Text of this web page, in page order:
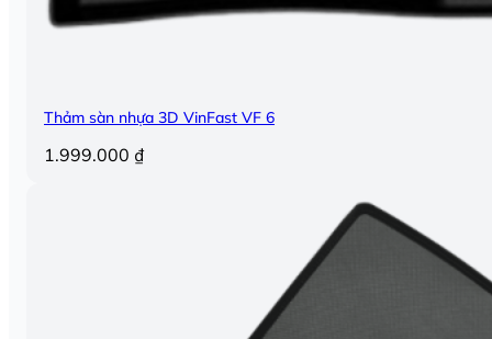
Thảm sàn nhựa 3D VinFast VF 6
1.999.000 ₫